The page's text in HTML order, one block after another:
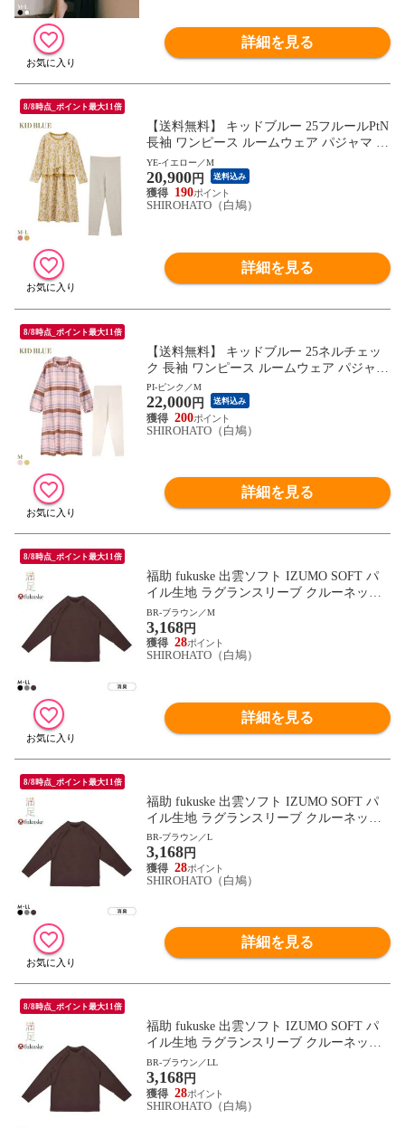
詳細を見る
8/8時点_ポイント最大11倍
【送料無料】 キッドブルー 25フルールPtN
長袖 ワンピース ルームウェア パジャマ KI
D BLUE
YE-イエロー／M
20,900円 送料込み
190
SHIROHATO（白鳩）
詳細を見る
8/8時点_ポイント最大11倍
【送料無料】 キッドブルー 25ネルチェッ
ク 長袖 ワンピース ルームウェア パジャマ
KID BLUE
PI-ピンク／M
22,000円 送料込み
200
SHIROHATO（白鳩）
詳細を見る
8/8時点_ポイント最大11倍
福助 fukuske 出雲ソフト IZUMO SOFT パ
イル生地 ラグランスリーブ クルーネック
長袖シャツ メンズ ルームウェア インナー
BR-ブラウン／M
3,168円
28
SHIROHATO（白鳩）
詳細を見る
8/8時点_ポイント最大11倍
福助 fukuske 出雲ソフト IZUMO SOFT パ
イル生地 ラグランスリーブ クルーネック
長袖シャツ メンズ ルームウェア インナー
BR-ブラウン／L
3,168円
28
SHIROHATO（白鳩）
詳細を見る
8/8時点_ポイント最大11倍
福助 fukuske 出雲ソフト IZUMO SOFT パ
イル生地 ラグランスリーブ クルーネック
長袖シャツ メンズ ルームウェア インナー
BR-ブラウン／LL
3,168円
28
SHIROHATO（白鳩）